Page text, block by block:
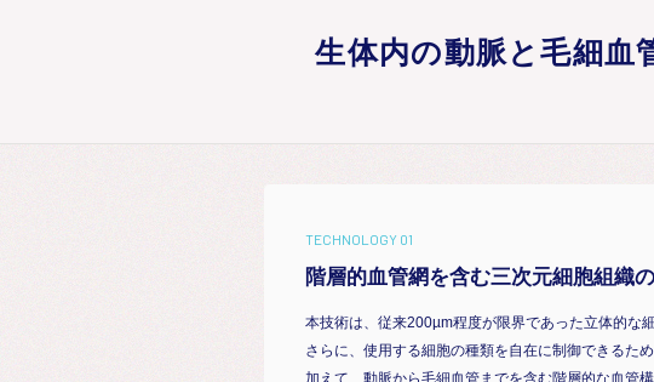
生体内の動脈と毛細血
TECHNOLOGY 01
階層的血管網を含む三次元細胞組織
本技術は、従来200µm程度が限界であった立体的な
さらに、使用する細胞の種類を自在に制御できるた
加えて、動脈から毛細血管までを含む階層的な血管